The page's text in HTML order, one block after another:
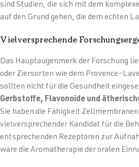
sind Studien, die sich mit dem
auf den Grund gehen, die dem echten
Vielversprechende
Das Hauptaugenmerk der Forschung
oder Ziersorten wie dem Provence-
sollten nicht für die Gesundheit
Gerbstoffe, Flavonoide und
Sie haben die Fähigkeit
vielversprechender Kandidat für die
entsprechenden Rezeptoren zur
wäre die Aromatherapie der oralen